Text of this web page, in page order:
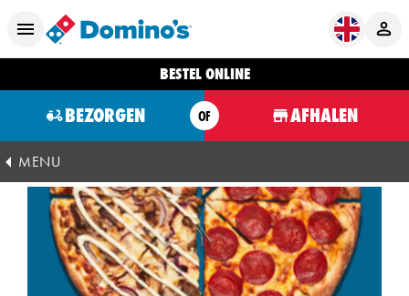
BESTEL ONLINE
BEZORGEN OF AFHALEN
MENU